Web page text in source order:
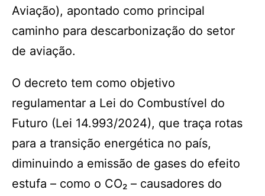
Aviação), apontado como principal
caminho para descarbonização do setor
de aviação.
O decreto tem como objetivo
regulamentar a Lei do Combustível do
Futuro (Lei 14.993/2024), que traça rotas
para a transição energética no país,
diminuindo a emissão de gases do efeito
estufa – como o CO₂ – causadores do